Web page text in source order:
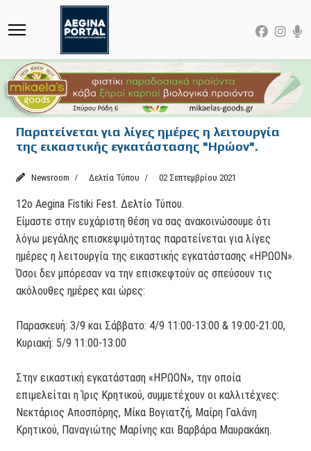
Παρατείνεται για λίγες ημέρες η λειτουργία
της εικαστικής εγκατάστασης "Ηρώον".
Newsroom Δελτία Τύπου 02 Σεπτεμβρίου 2021
12ο Aegina Fistiki Fest. Δελτίο Τύπου.
Είμαστε στην ευχάριστη θέση να σας ανακοινώσουμε ότι
λόγω μεγάλης επισκεψιμότητας παρατείνεται για λίγες
ημέρες η λειτουργία της εικαστικής εγκατάστασης «ΗΡΩΟΝ».
Όσοι δεν μπόρεσαν να την επισκεφτούν ας σπεύσουν τις
ακόλουθες ημέρες και ώρες:
Παρασκευή: 3/9 και Σάββατο: 4/9 11:00-13:00 & 19:00-21:00,
Κυριακή: 5/9 11:00-13:00
Στην εικαστική εγκατάσταση «ΗΡΩΟΝ», την οποία
επιμελείται η Ίρις Κρητικού, συμμετέχουν οι καλλιτέχνες:
Νεκτάριος Αποσπόρης, Μίκα Βογιατζή, Μαίρη Γαλάνη
Κρητικού, Παναγιώτης Μαρίνης και Βαρβάρα Μαυρακάκη.